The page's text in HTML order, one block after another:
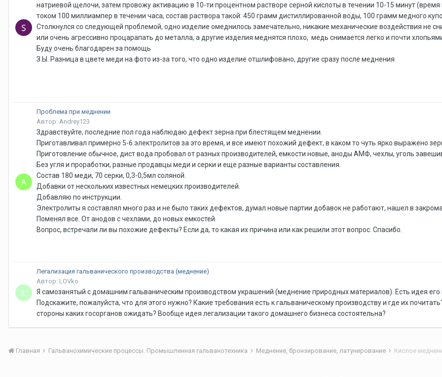
натриевой щелочи, затем провожу активацию в 10-ти процентном растворе серной кислоты в течении 10-15 минут
током 100 миллиампер в течении часа, состав раствора такой: 450 грамм дистиллированной воды, 100 грамм медного
Столкнулся со следующей проблемой, одно изделие омеднилось замечательно, никакие механические воздействия не
или очень агрессивно процарапать до металла, а другие изделия меднятся плохо, медь снимается легко и почти
Буду очень благодарен за помощь
З.Ы. Разница в цвете меди на фото из-за того, что одно изделие отшлифовано, другие сразу после меднения
Проблема при меднении
Автор: Andrey123
Здравствуйте, последние пол года наблюдаю дефект зерна при блестящем меднении.
Приготавливал примерно 5-6 электролитов за это время, и все имеют похожий дефект, в каком то чуть ярко выражено
Приготовление обычное, дист вода пробовал от разных производителей, емкости новые, аноды АМФ, чехлы, уголь
Без угля и проработки, разные продавцы меди и серки и еще разные варианты составления.
Состав 180 меди, 70 серки, 0,3-0,5мл соляной.
Добавки от нескольких известных немецких производителей.
Добавляю по инструкции.
Электролиты я составлял много раз и не было таких дефектов, думал новые партии добавок не работают, нашел в
Поменял все. От анодов с чехлами, до новых емкостей.
Вопрос, встречали ли вы похожие дефекты? Если да, то какая их причина или как решили этот вопрос. Спасибо.
Легализация гальванического производства (меднение)
Автор: LOVko
Я самозанятый с домашним гальваническим производством украшений (меднение природных материалов). Есть идея его
Подскажите, пожалуйста, что для этого нужно? Какие требования есть к гальваническому производству и где их
стороны каких госорганов ожидать? Вообще идея легализации такого домашнего бизнеса состоятельна?
Главная Гальванохимические процессы. Промышленная гальванотехника Меднение, бронзирование, латунирование Кислое